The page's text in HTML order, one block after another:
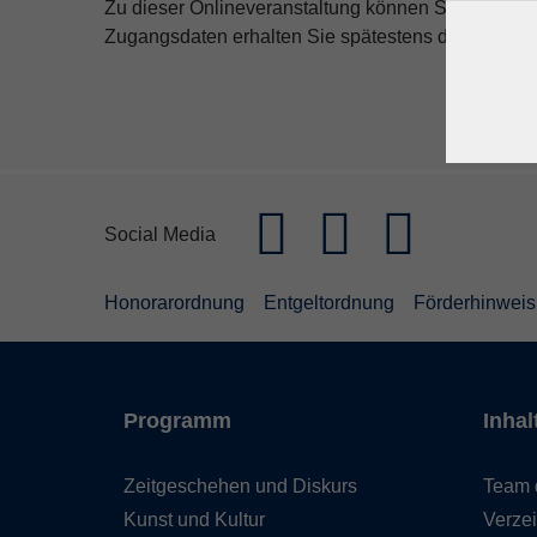
Zu dieser Onlineveranstaltung können Sie sich
Zugangsdaten erhalten Sie spätestens drei
Social Media
Honorarordnung
Entgeltordnung Förderhinweis
Programm
Zeitgeschehen und Diskurs
Kunst und Kultur
Team